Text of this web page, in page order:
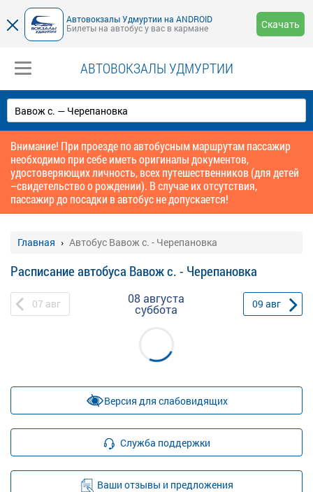
Автовокзалы Удмуртии на ANDROID
Билеты на автобус у вас в кармане
Скачать
АВТОВОКЗАЛЫ УДМУРТИИ
Внимание! При проезде по автобусным маршрутам пассажир
необходимо при себе иметь оригиналы документов,
удостоверяющих личность, всех путешественников (для детей
–свидетельство о рождении). В случае их отсутствия,
пассажир до посадки в автобус не допускается!
Главная Автобус Вавож с. - Черепановка
Расписание автобуса Вавож с. - Черепановка
07 авг 08 августа
суббота 09 авг
Версия для слабовидящих
Служба поддержки
Ваши отзывы и предложения